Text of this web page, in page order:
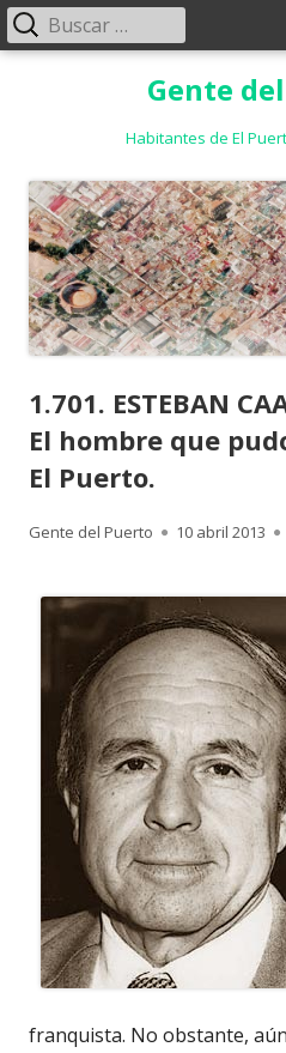
Gente
Habitantes de El
Menú
Buscar:
1.701. ESTEBAN
El hombre que
El Puerto.
Autor
Gente del Puerto
Publicado
10 abril 2013
franquista. No obstante,